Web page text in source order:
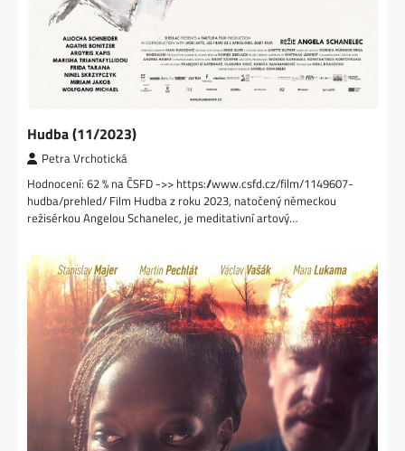
Hudba (11/2023)
Petra Vrchotická
Hodnocení: 62 % na ČSFD ->> https://www.csfd.cz/film/1149607-
hudba/prehled/ Film Hudba z roku 2023, natočený německou
režisérkou Angelou Schanelec, je meditativní artový…